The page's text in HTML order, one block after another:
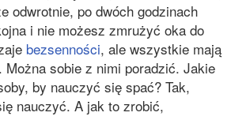
odwrotnie, po dwóch godzinach
i nie możesz zmrużyć oka do
bezsenności, ale wszystkie mają
Można sobie z nimi poradzić. Jakie
by nauczyć się spać? Tak,
nauczyć. A jak to zrobić,